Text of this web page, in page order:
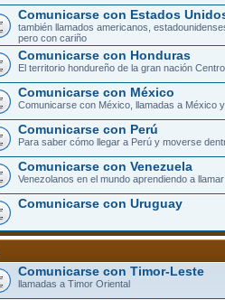
Comunicarse con Estados
también llamados americanos,
pero con cariño
Comunicarse con Honduras
El territorio hondureño de la gran nación
Comunicarse con México
Comunicarse con México, llamadas a México
Comunicarse con Perú
Para saber cómo llegar a Perú y moverse
Comunicarse con Venezuela
Venezolanos en el mundo aprendiendo a
Comunicarse con Uruguay
Comunicarse con Timor-Leste
llamadas a Timor Oriental